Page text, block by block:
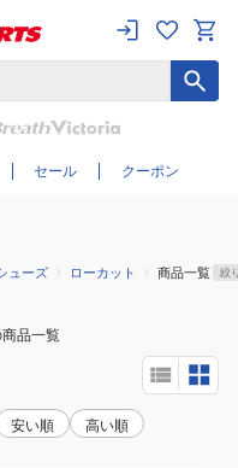
セール クーポン
む
ューズ ローカット 商品一覧 絞
品一覧
安い順 高い順